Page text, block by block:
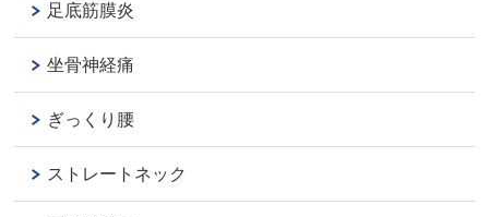
足底筋膜炎
坐骨神経痛
ぎっくり腰
ストレートネック